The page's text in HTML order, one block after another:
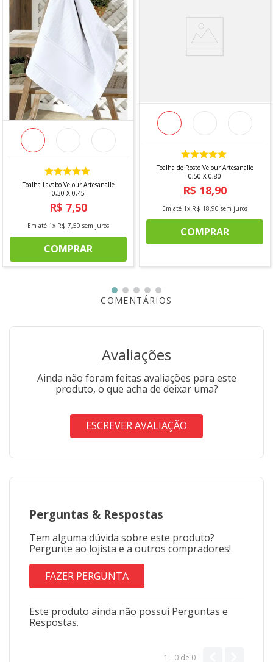
Produzida em 100% algodão
Toque macio e confortável
Alta capacidade de absorção
Gramatura de 500 g/m²
Excelente durabilidade
Fácil de lavar e manter
Secagem rápida
Ideal para o uso diário.
Composição:
100% Algodão
Especificações Técnicas:
Marca:Niazitex
Tipo: Toalha Banhão
Origem:Importado
Gramatura:
Dimensões:
80 cm x 150 cm
*Imagem meramente ilustrativa.
Toalha Lavabo Velour Artesanalle
0,30 X 0,45
R$ 7,50
Em até 1x R$ 7,50 sem juros
COMPRAR
Toalha de Rosto Velour Artesanalle
0,50 X 0,80
R$ 18,90
Em até 1x R$ 18,90 sem juros
COMPRAR
COMENTÁRIOS
Avaliações
Ainda não foram feitas avaliações para este
produto, o que acha de deixar uma?
ESCREVER AVALIAÇÃO
Perguntas & Respostas
Tem alguma dúvida sobre este produto?
Pergunte ao lojista e a outros compradores!
FAZER PERGUNTA
Este produto ainda não possui Perguntas e
Respostas.
1 - 0 de 0